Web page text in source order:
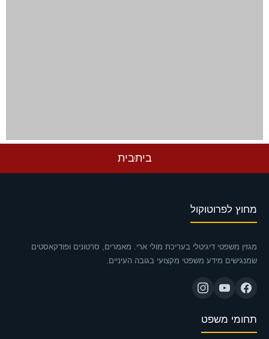
ביתבית
מחוץ לפרוטוקול
מגזין משפטי דיגיטלי בעריכת מולי ארי. מאמרים, סרטונים ופודקאסטים
שמנגישים מידע משפטי מקצועי בגובה העיניים.
תחומי משפט